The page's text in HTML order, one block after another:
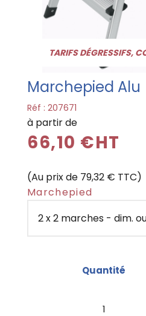
TARIFS DÉGRESSIFS,
Marchepied Alu
Réf : 207671
à partir de
66,10 €HT
(Au prix de 79,32 € TTC)
Marchepied
Quantité
1